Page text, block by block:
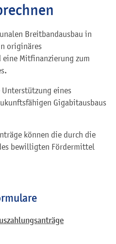
Breitbandausbau in
originäres
eine Mitfinanzierung zum
eines
Gigabitausbaus
können die durch die
bewilligten Fördermittel